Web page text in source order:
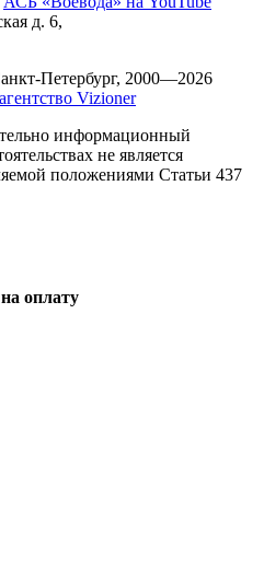
д. 6,
Петербург, 2000—2026
Vizioner
информационный
не является
положениями Статьи 437
оплату